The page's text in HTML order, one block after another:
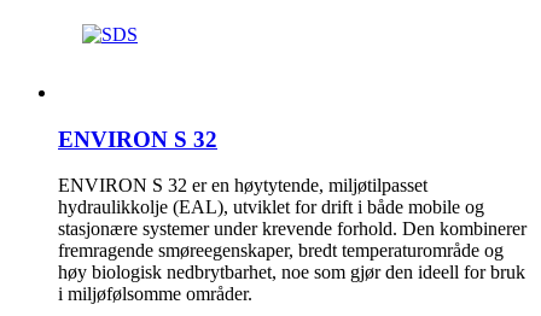
ENVIRON S 32
ENVIRON S 32 er en høytytende, miljøtilpasset
hydraulikkolje (EAL), utviklet for drift i både mobile og
stasjonære systemer under krevende forhold. Den kombinerer
fremragende smøreegenskaper, bredt temperaturområde og
høy biologisk nedbrytbarhet, noe som gjør den ideell for bruk
i miljøfølsomme områder.